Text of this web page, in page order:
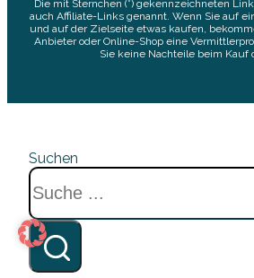
Die mit Sternchen (*) gekennzeichneten
auch Affiliate-Links genannt. Wenn Sie auf
und auf der Zielseite etwas kaufen,
Anbieter oder Online-Shop eine
Sie keine Nachteile beim Kauf
Suchen